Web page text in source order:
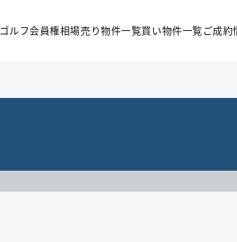
ゴルフ会員権相場売り物件一覧買い物件一覧ご成約